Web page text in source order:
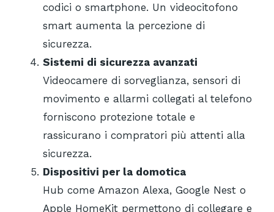
codici o smartphone. Un videocitofono
smart aumenta la percezione di
sicurezza.
Sistemi di sicurezza avanzati
Videocamere di sorveglianza, sensori di
movimento e allarmi collegati al telefono
forniscono protezione totale e
rassicurano i compratori più attenti alla
sicurezza.
Dispositivi per la domotica
Hub come Amazon Alexa, Google Nest o
Apple HomeKit permettono di collegare e